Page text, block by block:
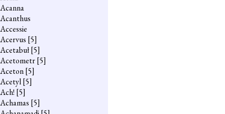
Acanna
Acanthus
Accessie
Acervus [5]
Acetabuł[5]
Acetometr[5]
Aceton[5]
Acetyl[5]
Ach! [5]
Achamas [5]